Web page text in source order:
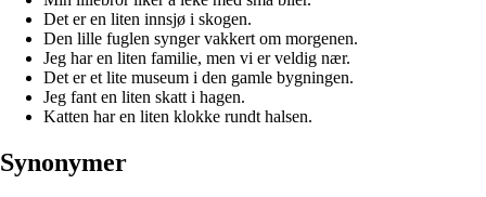
Det er en liten innsjø i skogen.
Den lille fuglen synger vakkert om morgenen.
Jeg har en liten familie, men vi er veldig nær.
Det er et lite museum i den gamle bygningen.
Jeg fant en liten skatt i hagen.
Katten har en liten klokke rundt halsen.
Synonymer